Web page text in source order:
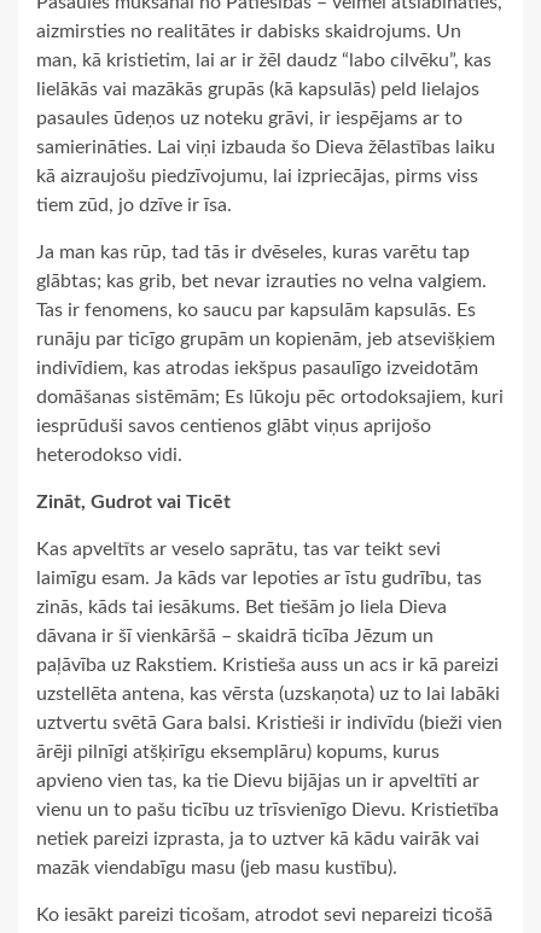
aizmirsties no realitātes ir dabisks skaidrojums. Un
man, kā kristietim, lai ar ir žēl daudz “labo cilvēku”, kas
lielākās vai mazākās grupās (kā kapsulās) peld lielajos
pasaules ūdeņos uz noteku grāvi, ir iespējams ar to
samierināties. Lai viņi izbauda šo Dieva žēlastības laiku
kā aizraujošu piedzīvojumu, lai izpriecājas, pirms viss
tiem zūd, jo dzīve ir īsa.
Ja man kas rūp, tad tās ir dvēseles, kuras varētu tap
glābtas; kas grib, bet nevar izrauties no velna valgiem.
Tas ir fenomens, ko saucu par kapsulām kapsulās. Es
runāju par ticīgo grupām un kopienām, jeb atsevišķiem
indivīdiem, kas atrodas iekšpus pasaulīgo izveidotām
domāšanas sistēmām; Es lūkoju pēc ortodoksajiem, kuri
iesprūduši savos centienos glābt viņus aprijošo
heterodokso vidi.
Zināt, Gudrot vai Ticēt
Kas apveltīts ar veselo saprātu, tas var teikt sevi
laimīgu esam. Ja kāds var lepoties ar īstu gudrību, tas
zinās, kāds tai iesākums. Bet tiešām jo liela Dieva
dāvana ir šī vienkāršā – skaidrā ticība Jēzum un
paļāvība uz Rakstiem. Kristieša auss un acs ir kā pareizi
uzstellēta antena, kas vērsta (uzskaņota) uz to lai labāki
uztvertu svētā Gara balsi. Kristieši ir indivīdu (bieži vien
ārēji pilnīgi atšķirīgu eksemplāru) kopums, kurus
apvieno vien tas, ka tie Dievu bijājas un ir apveltīti ar
vienu un to pašu ticību uz trīsvienīgo Dievu. Kristietība
netiek pareizi izprasta, ja to uztver kā kādu vairāk vai
mazāk viendabīgu masu (jeb masu kustību).
Ko iesākt pareizi ticošam, atrodot sevi nepareizi ticošā